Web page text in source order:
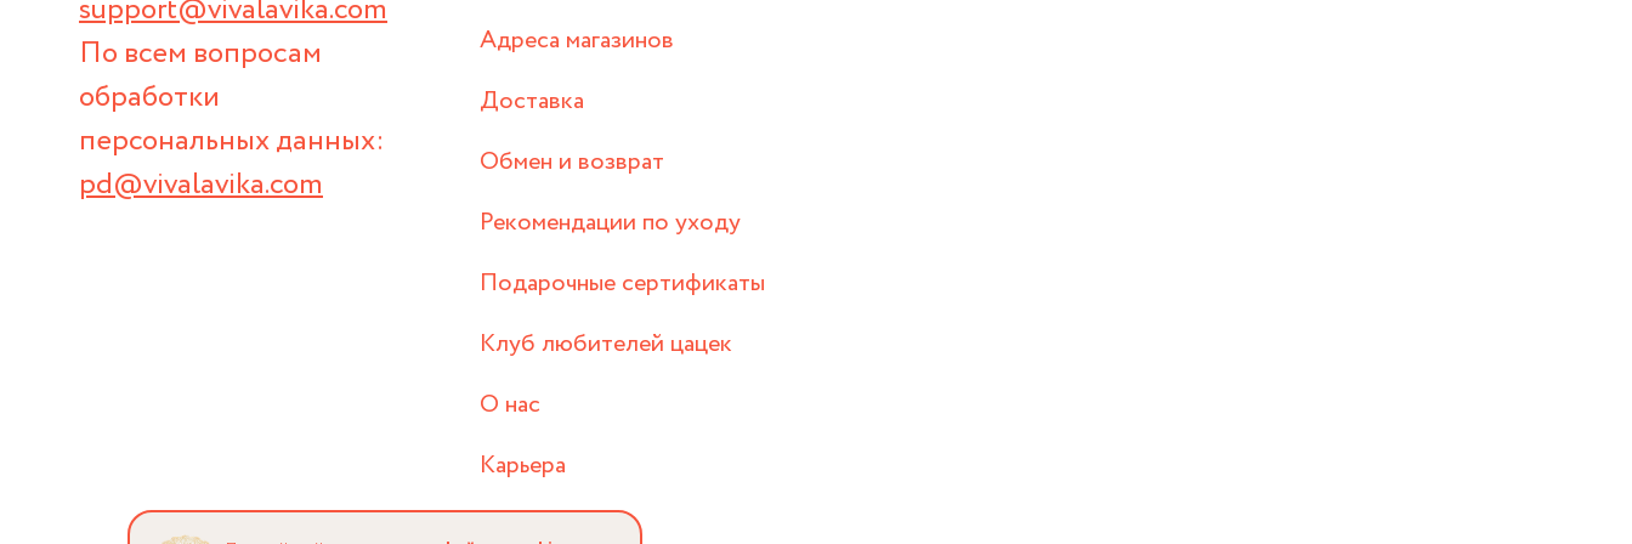
support@vivalavika.com
По всем вопросам
обработки
персональных данных:
pd@vivalavika.com
Адреса магазинов
Доставка
Обмен и возврат
Рекомендации по уходу
Подарочные сертификаты
Клуб любителей цацек
О нас
Карьера